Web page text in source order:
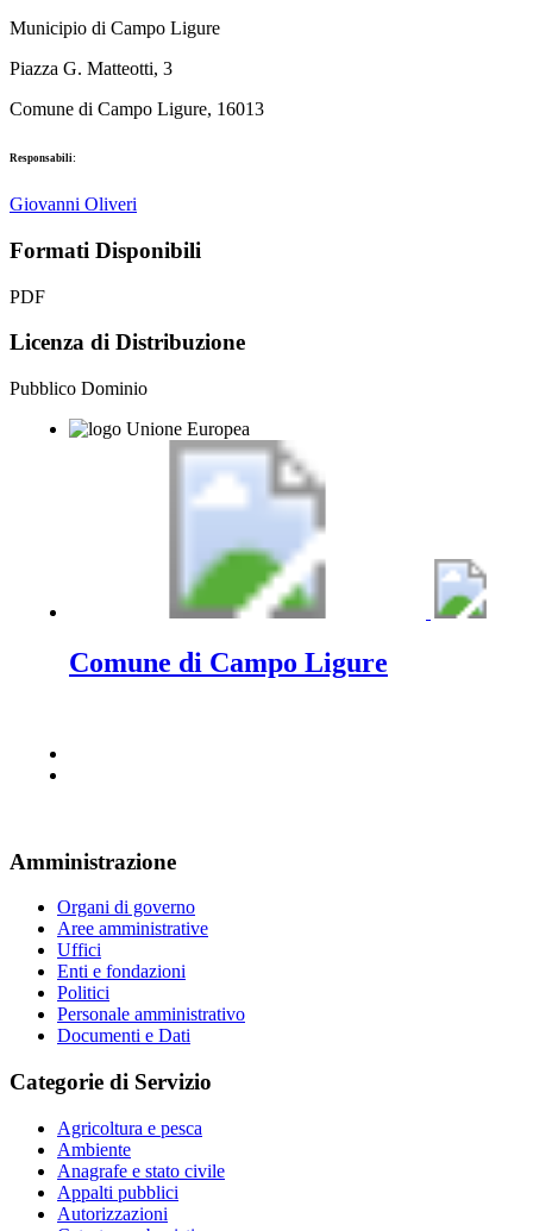
Municipio di Campo Ligure
Piazza G. Matteotti, 3
Comune di Campo Ligure, 16013
Responsabili:
Giovanni Oliveri
Formati Disponibili
PDF
Licenza di Distribuzione
Pubblico Dominio
Comune di Campo Ligure
Amministrazione
Organi di governo
Aree amministrative
Uffici
Enti e fondazioni
Politici
Personale amministrativo
Documenti e Dati
Categorie di Servizio
Agricoltura e pesca
Ambiente
Anagrafe e stato civile
Appalti pubblici
Autorizzazioni